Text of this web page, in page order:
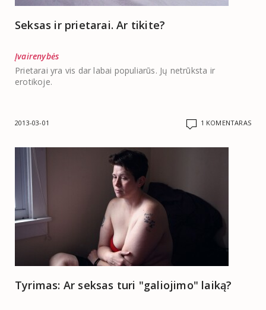
Seksas ir prietarai. Ar tikite?
Įvairenybės
Prietarai yra vis dar labai populiarūs. Jų netrūksta ir
erotikoje.
2013-03-01 1 KOMENTARAS
Tyrimas: Ar seksas turi "galiojimo" laiką?